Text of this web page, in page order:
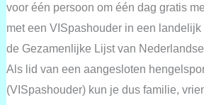
voor één persoon om één dag gratis
met een VISpashouder in een
de Gezamenlijke Lijst van
Als lid van een aangesloten
(VISpashouder) kun je dus familie,